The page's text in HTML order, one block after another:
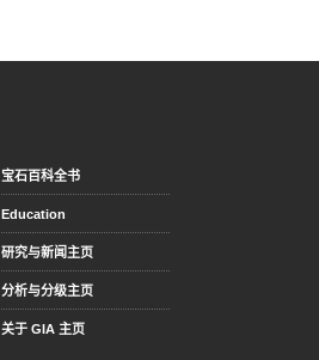
宝石百科全书
Education
研究与新闻主页
分析与分级主页
关于 GIA 主页